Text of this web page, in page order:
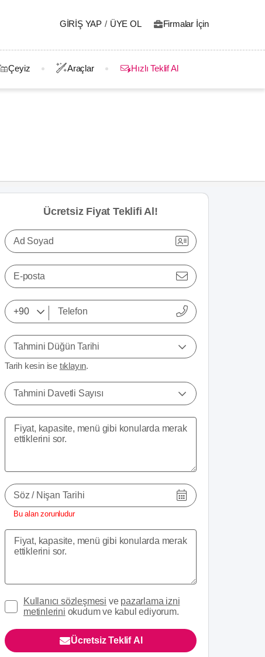
GIRIŞ YAP / ÜYE OL Firmalar İçin
Çeyiz Araçlar Hızlı Teklif Al
Ücretsiz Fiyat Teklifi Al!
Ad Soyad
E-posta
Tahmini Düğün Tarihi
Tarih kesin ise tıklayın.
Tahmini Davetli Sayısı
Söz / Nişan Tarihi
Bu alan zorunludur
Kullanıcı sözleşmesi ve pazarlama izni
metinlerini okudum ve kabul ediyorum.
Ücretsiz Teklif Al